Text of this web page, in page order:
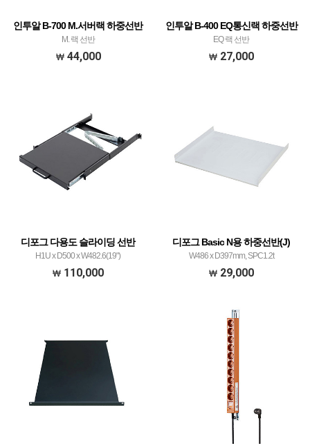
인투알 B-700 M.서버랙 하중선반
M. 랙 선반
44,000
인투알 B-400 EQ통신랙 하중선반
EQ 랙 선반
27,000
디포그 다용도 슬라이딩 선반
H1U x D500 x W482.6(19")
110,000
디포그 Basic N용 하중선반(J)
W486 x D397mm, SPC1.2t
29,000